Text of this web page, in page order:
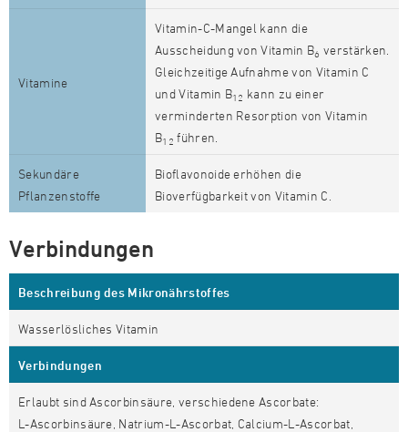
Vitamine
Vitamin-C-Mangel kann die
Ausscheidung von Vitamin B6 verstärken.
Gleichzeitige Aufnahme von Vitamin C
und Vitamin B12 kann zu einer
verminderten Resorption von Vitamin
B12 führen.
Sekundäre
Pflanzenstoffe
Bioflavonoide erhöhen die
Bioverfügbarkeit von Vitamin C.
Verbindungen
Beschreibung des Mikronährstoffes
Wasserlösliches Vitamin
Verbindungen
Erlaubt sind Ascorbinsäure, verschiedene Ascorbate:
L-Ascorbinsäure, Natrium-L-Ascorbat, Calcium-L-Ascorbat,